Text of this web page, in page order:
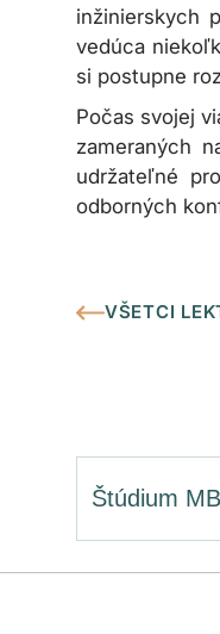
inžinierskych
vedúca
si postupne
Počas svojej
zameraných
udržateľné
odborných
VŠETCI
Štúdium